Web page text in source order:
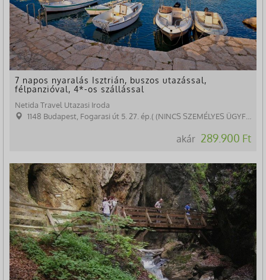
7 napos nyaralás Isztrián, buszos utazással,
félpanzióval, 4*-os szállással
Netida Travel Utazasi Iroda
1148 Budapest, Fogarasi út 5. 27. ép.( (NINCS SZEMÉLYES ÜGYFÉLFOGADÁS)
akár 289.900 Ft